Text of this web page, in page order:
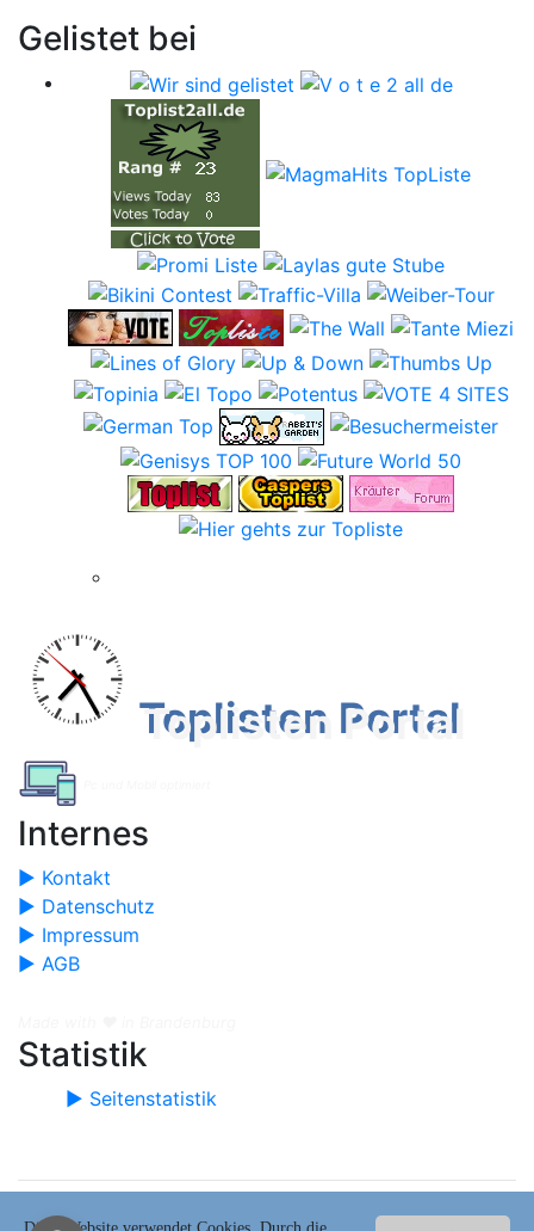
Gelistet bei
Toplisten Portal
Internes
► Kontakt
► Datenschutz
► Impressum
► AGB
Statistik
► Seitenstatistik
Copyright © 2020-2026 Toplistenportal.de